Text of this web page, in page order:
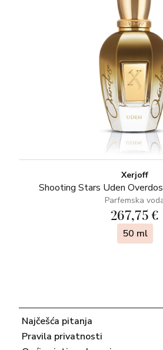
Xerjoff
Shooting Stars Uden
Parfemska
267,75 €
50 ml
Najčešća pitanja
Pravila privatnosti